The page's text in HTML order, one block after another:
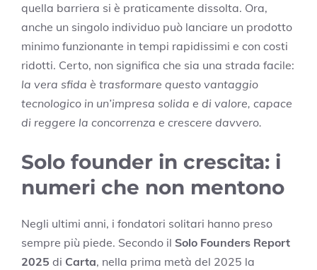
quella barriera si è praticamente dissolta. Ora,
anche un singolo individuo può lanciare un prodotto
minimo funzionante in tempi rapidissimi e con costi
ridotti. Certo, non significa che sia una strada facile:
la vera sfida è trasformare questo vantaggio
tecnologico in un’impresa solida e di valore, capace
di reggere la concorrenza e crescere davvero.
Solo founder in crescita: i
numeri che non mentono
Negli ultimi anni, i fondatori solitari hanno preso
sempre più piede. Secondo il Solo Founders Report
2025 di Carta, nella prima metà del 2025 la